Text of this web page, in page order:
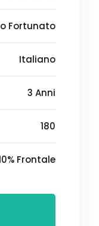
Fortunato
Italiano
3 Anni
180
Frontale